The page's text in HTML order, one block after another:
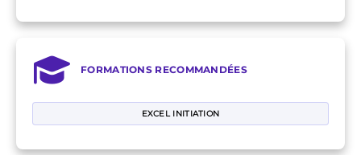
FORMATIONS RECOMMANDÉES
EXCEL INITIATION